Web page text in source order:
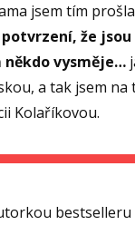
jsem tím
že
někdo vysměje…
a tak jsem
Kolaříkovou.
bestselleru